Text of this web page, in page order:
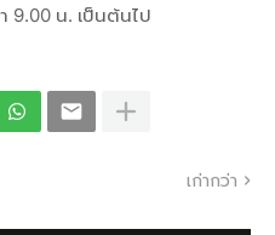
9.00 น. เป็นต้นไป
เก่ากว่า